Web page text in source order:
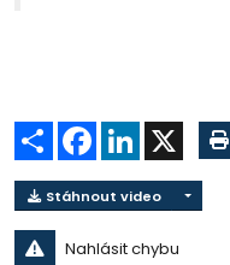
Sdílet Facebook
LinkedIn
Stáhnout video
Nahlásit chybu